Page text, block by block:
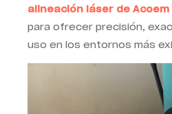
alineación láser de Acoem
para ofrecer precisión,
uso en los entornos más